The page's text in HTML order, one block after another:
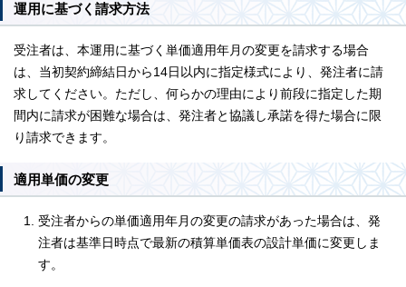
運用に基づく請求方法
受注者は、本運用に基づく単価適用年月の変更を請求する場合
は、当初契約締結日から14日以内に指定様式により、発注者に請
求してください。ただし、何らかの理由により前段に指定した期
間内に請求が困難な場合は、発注者と協議し承諾を得た場合に限
り請求できます。
適用単価の変更
受注者からの単価適用年月の変更の請求があった場合は、発
注者は基準日時点で最新の積算単価表の設計単価に変更しま
す。